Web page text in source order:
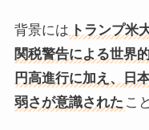
背景には トランプ米
関税警告による世界
円高進行に加え、日
弱さが意識された こ